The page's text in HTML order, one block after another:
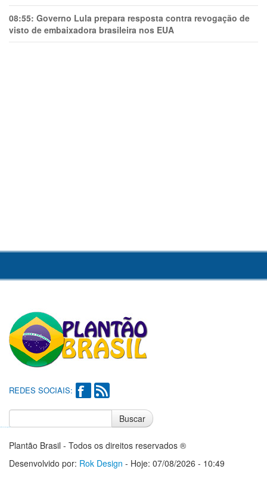
08:55: Governo Lula prepara resposta contra revogação de
visto de embaixadora brasileira nos EUA
REDES SOCIAIS:
Buscar
Plantão Brasil - Todos os direitos reservados ®
Desenvolvido por: Rok Design - Hoje: 07/08/2026 - 10:49